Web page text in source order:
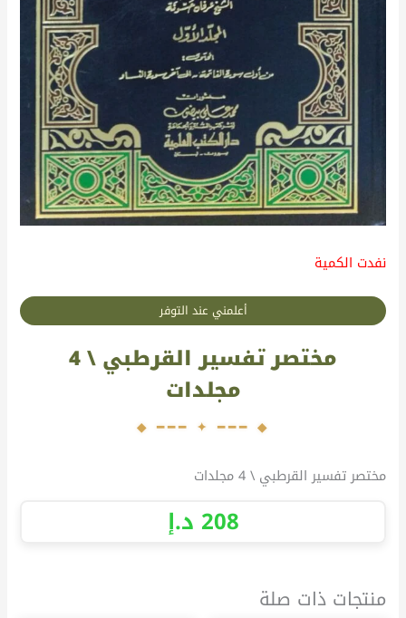
مختصر تفسير القرطبي \ 4
مجلدات
مختصر تفسير القرطبي \ 4 مجلدات
نفدت الكمية
أعلمني عند التوفر
208 د.إ
منتجات ذات صلة